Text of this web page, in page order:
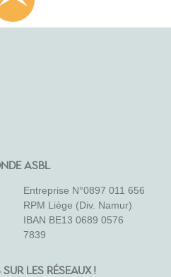
ASBL
Entreprise N°0897 011 656
RPM Liège (Div. Namur)
IBAN BE13 0689 0576
7839
LES RÉSEAUX !